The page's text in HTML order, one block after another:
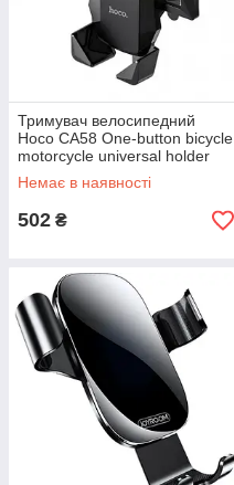
Тримувач велосипедний
Hoco CA58 One-button bicycle
motorcycle universal holder
Black (N014691)
Немає в наявності
502 ₴